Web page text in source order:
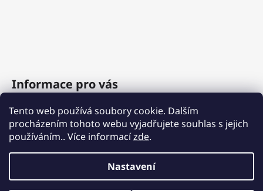
Tento web používá soubory cookie. Dalším
procházením tohoto webu vyjadřujete souhlas s jejich
používáním.. Více informacízde.
Nastavení
Informace pro vás
O nás
Obchodní podmínky